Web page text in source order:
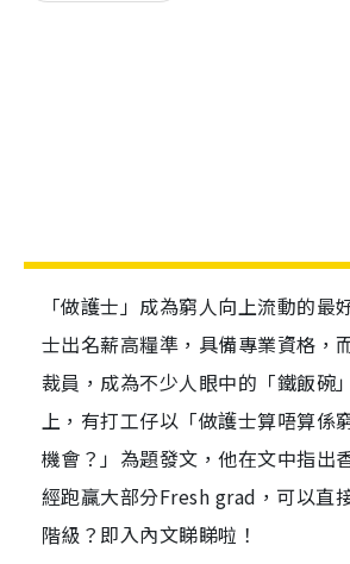
「做護士」成為窮人向上流動的最
士出名薪高糧準，具備專業資格，
裁員，成為不少人眼中的「鐵飯碗
上，有打工仔以「做護士算唔算係
機會？」為題發文，他在文中指出
經跑贏大部分Fresh grad，可以直
階級？即入內文睇睇啦！